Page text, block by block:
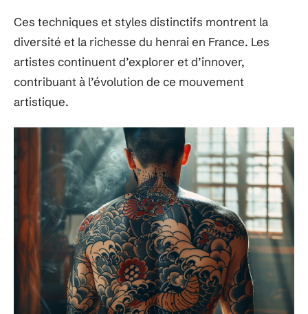
Ces techniques et styles distinctifs montrent la
diversité et la richesse du henrai en France. Les
artistes continuent d’explorer et d’innover,
contribuant à l’évolution de ce mouvement
artistique.